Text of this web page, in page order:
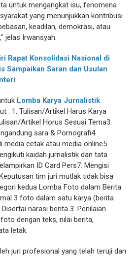
untuk mengangkat isu, fenomena
yang menunjukkan kontribusi
keadilan, demokrasi, atau
jelas Irwansyah.
Rapat Konsolidasi Nasional di
Sampaikan Saran dan Usulan
Lomba Karya Jurnalistik
: 1. Tulisan/Artikel Harus Karya
Artikel Horus Sesuai Tema3.
sara & Pornografi4.
media cetak atau media online5.
kaidah jurnalistik dan tata
ID Card Pers7. Mengisi
tim juri mutlak tidak bisa
kedua Lomba Foto dalam Berita
3 foto dalam satu karya (berita
narasi berita 3. Penilaian
dengan teks, nilai berita,
letak.
juri profesional yang telah teruji dan